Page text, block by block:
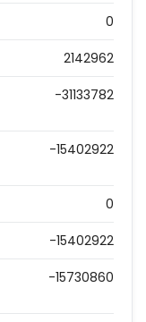
0
2142962
-31133782
-15402922
0
-15402922
-15730860